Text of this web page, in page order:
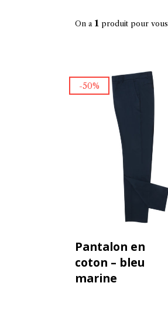
On a 1 produit pour vous
-50%
Options
Pantalon en
coton – bleu
marine